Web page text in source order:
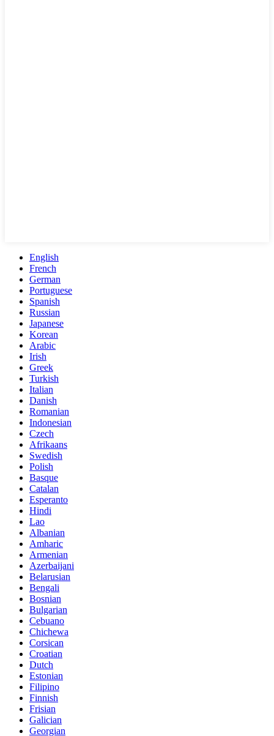
English
French
German
Portuguese
Spanish
Russian
Japanese
Korean
Arabic
Irish
Greek
Turkish
Italian
Danish
Romanian
Indonesian
Czech
Afrikaans
Swedish
Polish
Basque
Catalan
Esperanto
Hindi
Lao
Albanian
Amharic
Armenian
Azerbaijani
Belarusian
Bengali
Bosnian
Bulgarian
Cebuano
Chichewa
Corsican
Croatian
Dutch
Estonian
Filipino
Finnish
Frisian
Galician
Georgian